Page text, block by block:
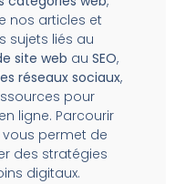
nos articles et
sujets liés au
site web au SEO,
réseaux sociaux,
pour
ligne. Parcourir
vous permet de
des stratégies
digitaux.